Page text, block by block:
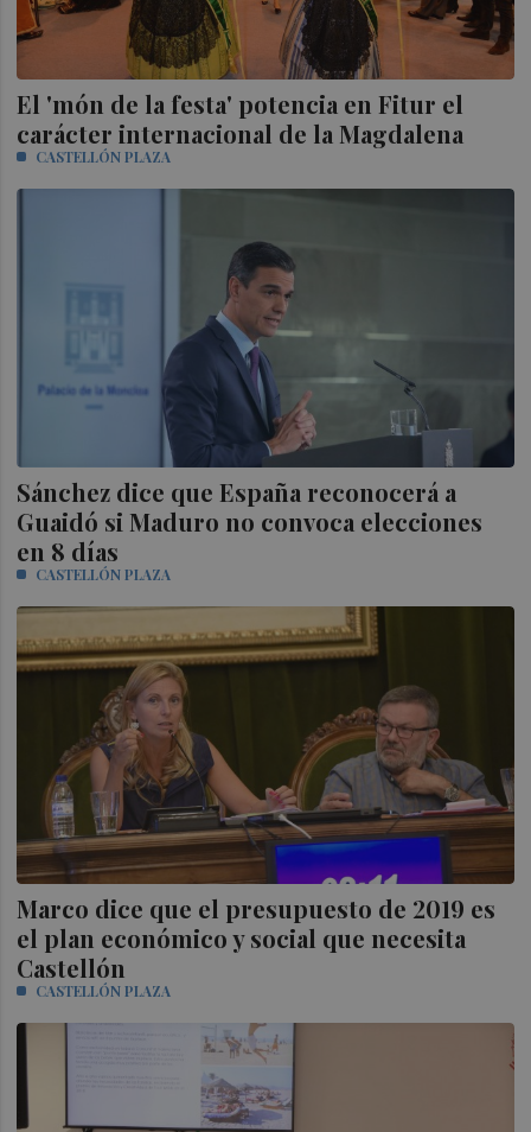
El 'món de la festa' potencia en Fitur el
carácter internacional de la Magdalena
CASTELLÓN PLAZA
Sánchez dice que España reconocerá a
Guaidó si Maduro no convoca elecciones
en 8 días
CASTELLÓN PLAZA
Marco dice que el presupuesto de 2019 es
el plan económico y social que necesita
Castellón
CASTELLÓN PLAZA